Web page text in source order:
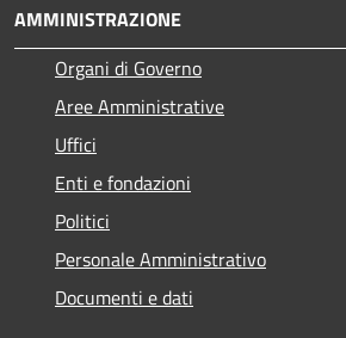
AMMINISTRAZIONE
Organi di Governo
Aree Amministrative
Uffici
Enti e fondazioni
Politici
Personale Amministrativo
Documenti e dati